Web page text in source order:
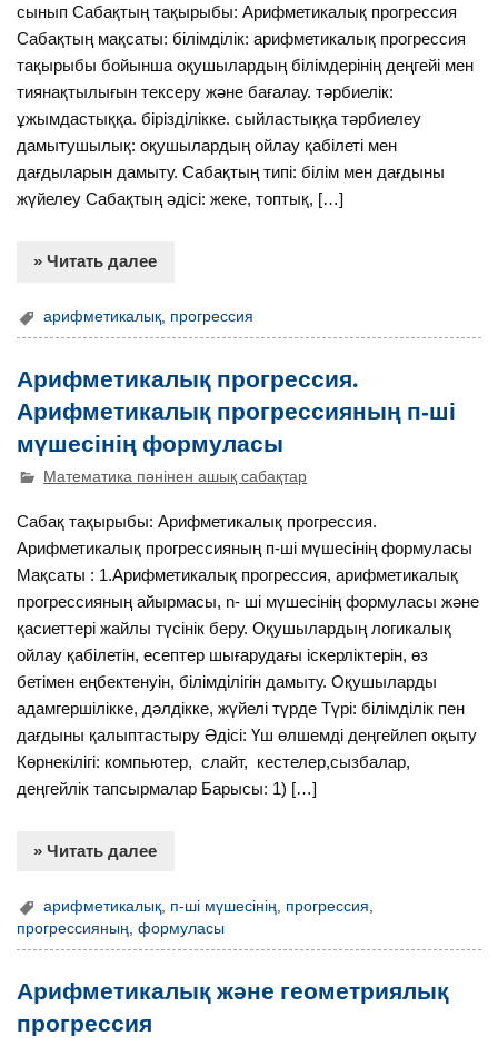
сынып Сабақтың тақырыбы: Арифметикалық прогрессия
Сабақтың мақсаты: білімділік: арифметикалық прогрессия
тақырыбы бойынша оқушылардың білімдерінің деңгейі мен
тиянақтылығын тексеру және бағалау. тәрбиелік:
ұжымдастыққа. бірізділікке. сыйластыққа тәрбиелеу
дамытушылық: оқушылардың ойлау қабілеті мен
дағдыларын дамыту. Сабақтың типі: білім мен дағдыны
жүйелеу Сабақтың әдісі: жеке, топтық, […]
» Читать далее
арифметикалық прогрессия
Арифметикалық прогрессия.
Арифметикалық прогрессияның п-ші
мүшесінің формуласы
Математика пәнінен ашық сабақтар
Сабақ тақырыбы: Арифметикалық прогрессия.
Арифметикалық прогрессияның п-ші мүшесінің формуласы
Мақсаты : 1.Арифметикалық прогрессия, арифметикалық
прогрессияның айырмасы, n- ші мүшесінің формуласы және
қасиеттері жайлы түсінік беру. Оқушылардың логикалық
ойлау қабілетін, есептер шығарудағы іскерліктерін, өз
бетімен еңбектенуін, білімділігін дамыту. Оқушыларды
адамгершілікке, дәлдікке, жүйелі түрде Түрі: білімділік пен
дағдыны қалыптастыру Әдісі: Үш өлшемді деңгейлеп оқыту
Көрнекілігі: компьютер, слайт, кестелер,сызбалар,
деңгейлік тапсырмалар Барысы: 1) […]
» Читать далее
арифметикалық п-ші мүшесінің прогрессия
прогрессияның ,формуласы
Арифметикалық және геометриялық
прогрессия